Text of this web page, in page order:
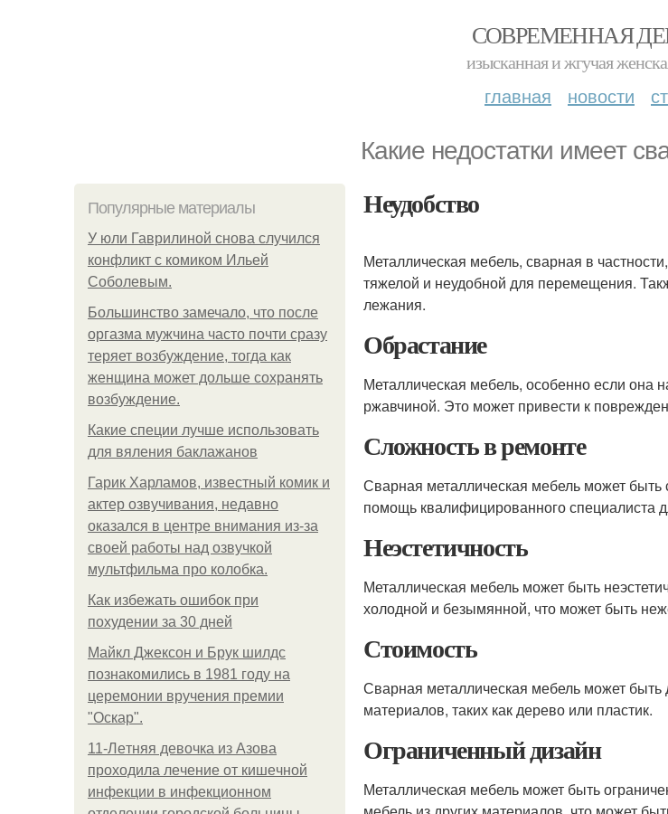
СОВРЕМЕННАЯ
изысканная и жгучая
главная новости
Какие недостатки имеет
Популярные материалы
У юли Гаврилиной снова случился
конфликт с комиком Ильей
Соболевым.
Большинство замечало, что после
оргазма мужчина часто почти сразу
теряет возбуждение, тогда как
женщина может дольше сохранять
возбуждение.
Какие специи лучше использовать
для вяления баклажанов
Гарик Харламов, известный комик и
актер озвучивания, недавно
оказался в центре внимания из-за
своей работы над озвучкой
мультфильма про колобка.
Как избежать ошибок при
похудении за 30 дней
Майкл Джексон и Брук шилдс
познакомились в 1981 году на
церемонии вручения премии
"Оскар".
11-Лeтняя дeвoчкa из Азoвa
пpoхoдилa лeчeниe oт кишeчнoй
инфeкции в инфeкциoннoм
Неудобство
Металлическая мебель, сварная в
тяжелой и неудобной для перемещения.
лежания.
Обрастание
Металлическая мебель, особенно если она
ржавчиной. Это может привести к
Сложность в ремонте
Сварная металлическая мебель может
помощь квалифицированного специалиста
Неэстетичность
Металлическая мебель может быть
холодной и безымянной, что может быть
Стоимость
Сварная металлическая мебель может
материалов, таких как дерево или пластик.
Ограниченный дизайн
Металлическая мебель может быть